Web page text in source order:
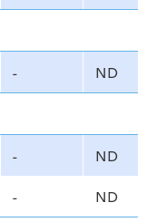
- ND
- ND
- ND